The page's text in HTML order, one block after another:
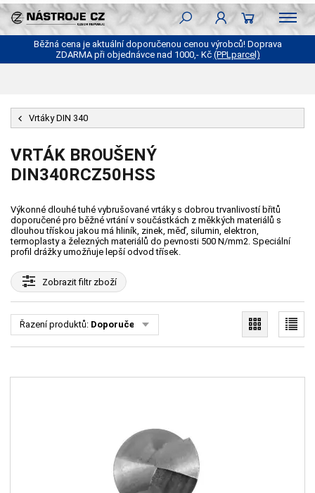
Běžná cena je aktuální doporučenou cenou výrobců! Doprava
ZDARMA při objednávce nad 1000,- Kč (PPLparcel)
Vrtáky DIN 340
VRTÁK BROUŠENÝ
DIN340RCZ50HSS
Výkonné dlouhé tuhé vybrušované vrtáky s dobrou trvanlivostí břitů
doporučené pro běžné vrtání v součástkách z měkkých materiálů s
dlouhou třískou jakou má hliník, zinek, měď, silumin, elektron,
termoplasty a železných materiálů do pevnosti 500 N/mm2. Speciální
profil drážky umožňuje lepší odvod třísek.
Zobrazitfiltr zboží
Řazení produktů: Doporučené